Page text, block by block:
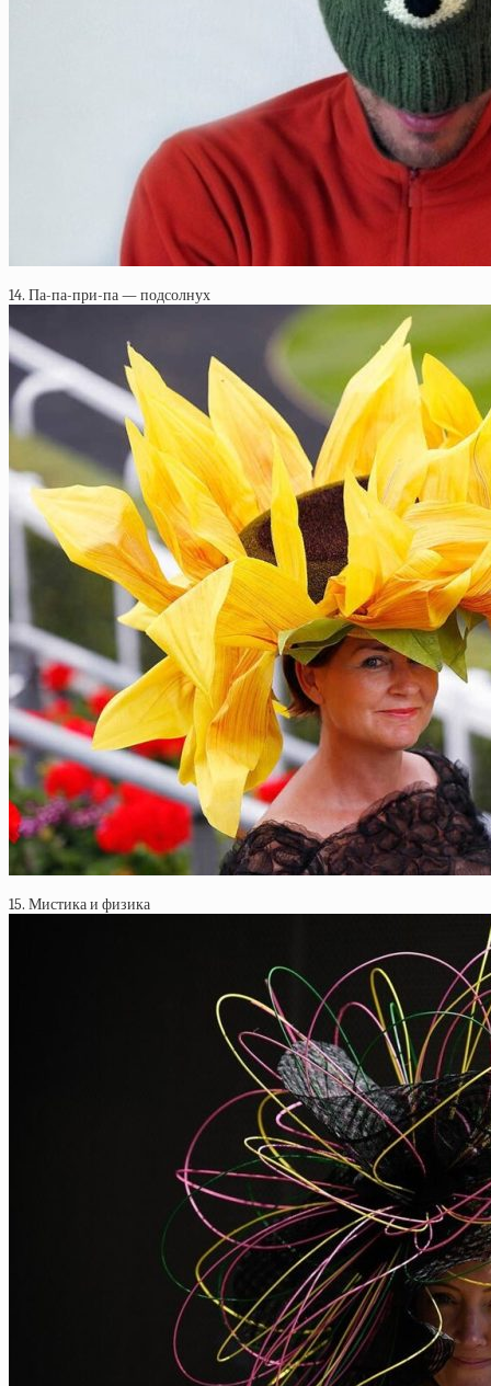
14. Па-па-при-па — подсолнух
15. Мистика и физика